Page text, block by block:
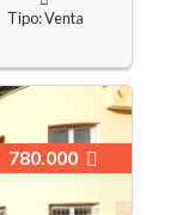
Tipo: Venta
780.000